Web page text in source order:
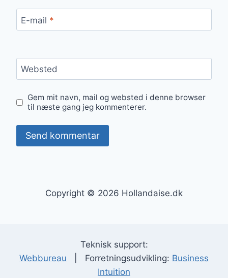
E-mail *
Websted
Gem mit navn, mail og websted i denne browser
til næste gang jeg kommenterer.
Copyright © 2026 Hollandaise.dk
Teknisk support:
Webbureau | Forretningsudvikling: Business
Intuition